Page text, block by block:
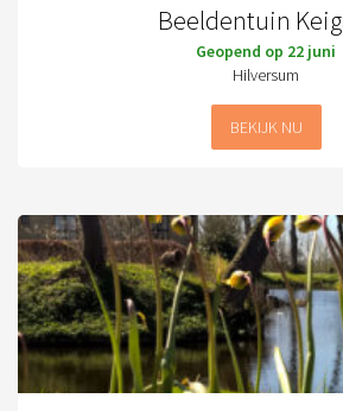
Beeldentuin
Geopend op 22 juni
Hilversum
BEKIJK NU